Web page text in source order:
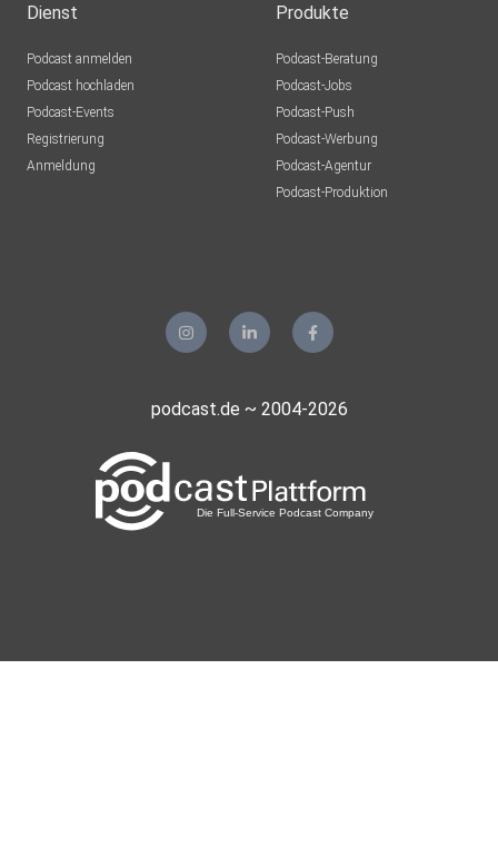
Dienst
Podcast anmelden
Podcast hochladen
Podcast-Events
Registrierung
Anmeldung
Produkte
Podcast-Beratung
Podcast-Jobs
Podcast-Push
Podcast-Werbung
Podcast-Agentur
Podcast-Produktion
podcast.de ~ 2004-2026